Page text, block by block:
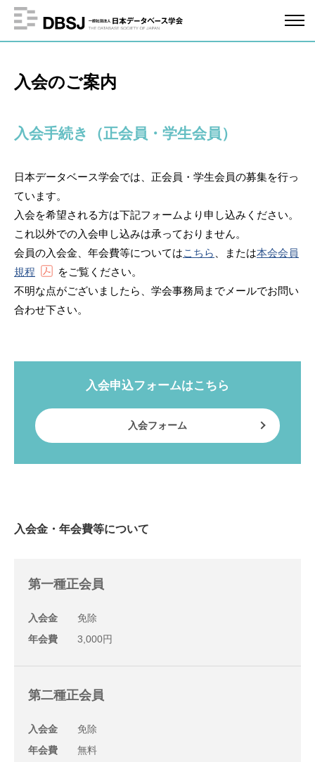
入会のご案内
入会手続き（正会員・学生会員）
日本データベース学会では、正会員・学生会員の募集を行っ
ています。
入会を希望される方は下記フォームより申し込みください。
これ以外での入会申し込みは承っておりません。
会員の入会金、年会費等についてはこちら 、または本会会員
規程
をご覧ください。
不明な点がございましたら、学会事務局までメールでお問い
合わせ下さい。
入会申込フォームはこちら
入会フォーム
入会金・年会費等について
第一種正会員
入会金
免除
年会費
3,000円
第二種正会員
入会金
免除
年会費
無料